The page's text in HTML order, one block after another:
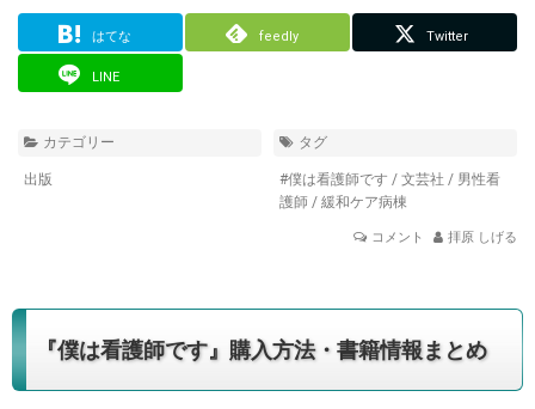
はてな feedly Twitter
LINE
カテゴリー
出版
タグ
#僕は看護師です / 文芸社 / 男性看
護師 / 緩和ケア病棟
コメント 拝原 しげる
『僕は看護師です』購入方法・書籍情報まとめ